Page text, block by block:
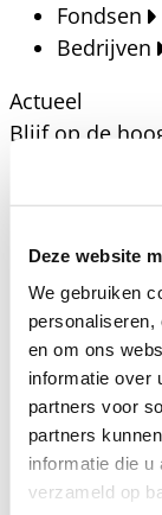
Deze website
We gebruiken
en om ons
informatie over
partners voor
partners
informatie die
verzameld op
Fondsen
Bedrijven
Actueel
Blijf op de
publicaties
Agenda